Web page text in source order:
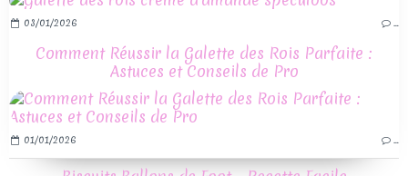
03/01/2026 …
Comment Réussir la Galette des Rois Parfaite :
Astuces et Conseils de Pro
01/01/2026 …